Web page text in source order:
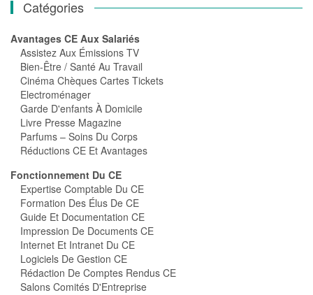
Catégories
Avantages CE Aux Salariés
Assistez Aux Émissions TV
Bien-Être / Santé Au Travail
Cinéma Chèques Cartes Tickets
Electroménager
Garde D'enfants À Domicile
Livre Presse Magazine
Parfums – Soins Du Corps
Réductions CE Et Avantages
Fonctionnement Du CE
Expertise Comptable Du CE
Formation Des Élus De CE
Guide Et Documentation CE
Impression De Documents CE
Internet Et Intranet Du CE
Logiciels De Gestion CE
Rédaction De Comptes Rendus CE
Salons Comités D'Entreprise